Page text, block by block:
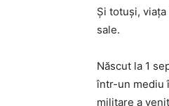
Și totuși,
sale.
Născut la 1
într-un mediu
militare a